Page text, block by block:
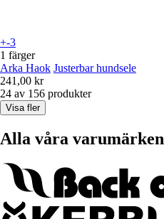
+-3
1 färger
Arka Haok Justerbar hundsele
241,00 kr
24 av 156 produkter
Visa fler
Alla våra varumärken